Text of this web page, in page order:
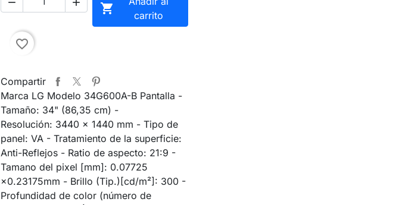

carrito
favorite_border
Compartir
Marca LG Modelo 34G600A-B Pantalla -
Tamaño: 34" (86,35 cm) -
Resolución: 3440 x 1440 mm - Tipo de
panel: VA - Tratamiento de la superficie:
Anti-Reflejos - Ratio de aspecto: 21:9 -
Tamano del pixel [mm]: 0.07725
×0.23175mm - Brillo (Tip.)[cd/m²]: 300 -
Profundidad de color (número de